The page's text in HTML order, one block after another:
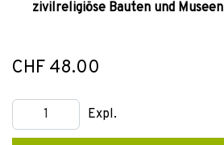
zivilreligiöse Bauten und Museen
CHF 48.00
Expl.